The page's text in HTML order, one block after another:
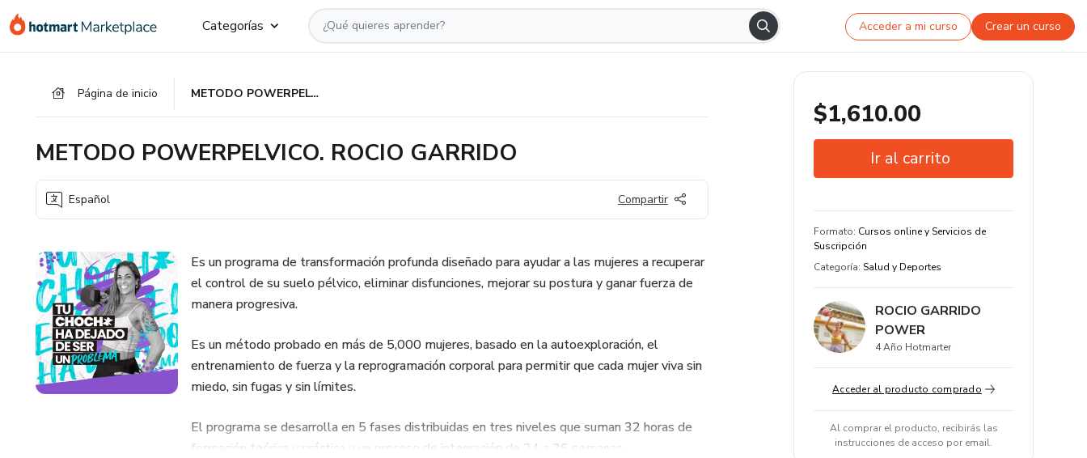
Categorías Acceder a mi curso Crear un curso
Página de inicio METODO POWERPELVICO. ROCIO GARRIDO
METODO POWERPELVICO. ROCIO GARRIDO
Español Compartir
Es un programa de transformación profunda diseñado para ayudar a las mujeres a recuperar
el control de su suelo pélvico, eliminar disfunciones, mejorar su postura y ganar fuerza de
manera progresiva.
Es un método probado en más de 5,000 mujeres, basado en la autoexploración, el
entrenamiento de fuerza y la reprogramación corporal para permitir que cada mujer viva sin
miedo, sin fugas y sin límites.
El programa se desarrolla en 5 fases distribuidas en tres niveles que suman 32 horas de
formación teórica y práctica y un proceso de integración de 24 a 26 semanas.
$1,610.00
Ir al carrito
Estudia a tu manera y en cualquier
dispositivo
Formato: Cursos online y Servicios de
Suscripción
Categoría: Salud y Deportes
ROCIO GARRIDO
POWER
4 Año Hotmarter
Acceder al producto comprado
Al comprar el producto, recibirás las
instrucciones de acceso por email.